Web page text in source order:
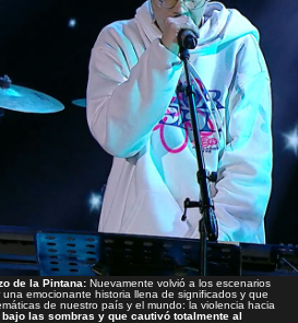
de la Pintana: Nuevamente volvió a los escenarios
emocionante historia llena de significados y que
de nuestro país y el mundo: la violencia hacia
las sombras y que cautivó totalmente al